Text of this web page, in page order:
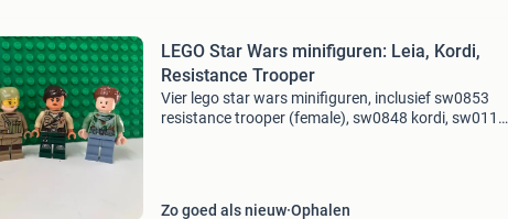
LEGO Star Wars minifiguren: Leia, Kordi,
Resistance Trooper
Vier lego star wars minifiguren, inclusief sw0853
resistance trooper (female), sw0848 kordi, sw0113
Zo goed als nieuw Ophalen